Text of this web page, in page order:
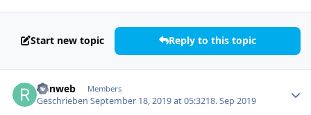
Start new topic Reply to this topic
reinweb Members
GeschriebenSeptember 18, 2019 at 05:3218. Sep 2019